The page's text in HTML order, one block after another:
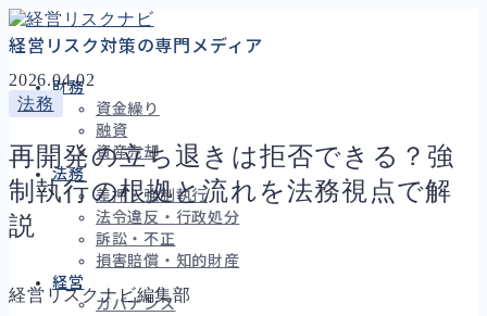
経営リスク対策の専門メディア
財務
資金繰り
融資
資産売却
法務
差押・強制執行
法令違反・行政処分
訴訟・不正
損害賠償・知的財産
経営
ガバナンス
2026.04.02
法務
再開発の立ち退きは拒否できる？強
制執行の根拠と流れを法務視点で解
説
経営リスクナビ編集部